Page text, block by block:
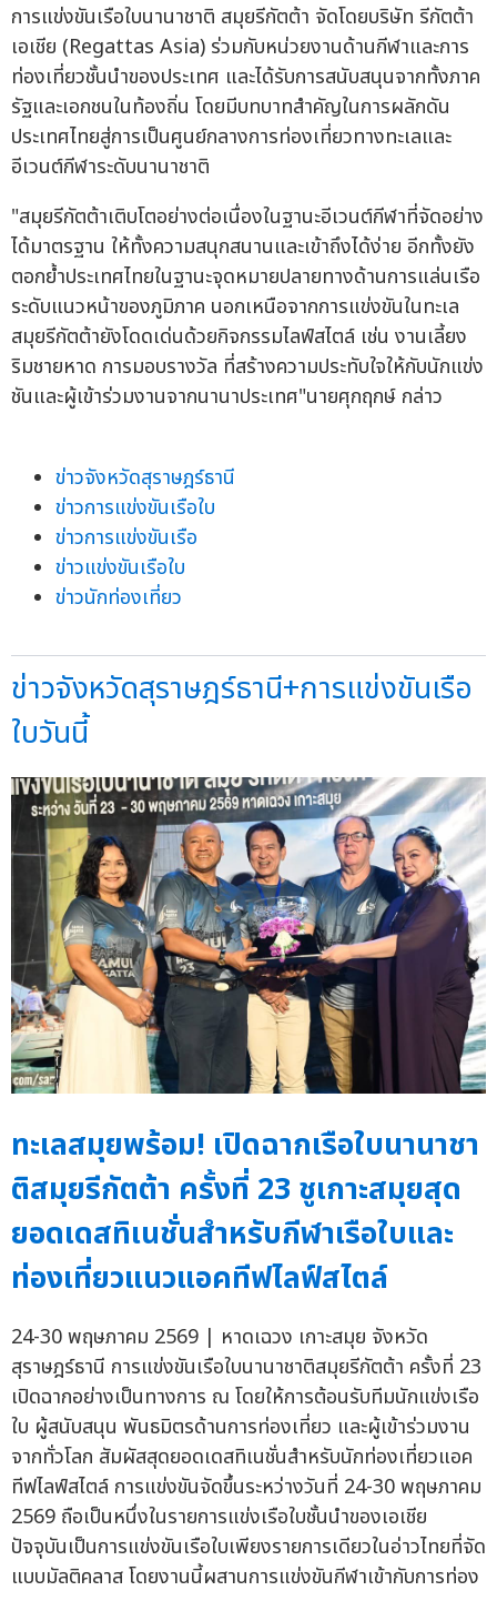
การแข่งขันเรือใบนานาชาติ สมุยรีกัตต้า จัดโดยบริษัท รีกัตต้า
เอเชีย (Regattas Asia) ร่วมกับหน่วยงานด้านกีฬาและการ
ท่องเที่ยวชั้นนำของประเทศ และได้รับการสนับสนุนจากทั้งภาค
รัฐและเอกชนในท้องถิ่น โดยมีบทบาทสำคัญในการผลักดัน
ประเทศไทยสู่การเป็นศูนย์กลางการท่องเที่ยวทางทะเลและ
อีเวนต์กีฬาระดับนานาชาติ
"สมุยรีกัตต้าเติบโตอย่างต่อเนื่องในฐานะอีเวนต์กีฬาที่จัดอย่าง
ได้มาตรฐาน ให้ทั้งความสนุกสนานและเข้าถึงได้ง่าย อีกทั้งยัง
ตอกย้ำประเทศไทยในฐานะจุดหมายปลายทางด้านการแล่นเรือ
ระดับแนวหน้าของภูมิภาค นอกเหนือจากการแข่งขันในทะเล
สมุยรีกัตต้ายังโดดเด่นด้วยกิจกรรมไลฟ์สไตล์ เช่น งานเลี้ยง
ริมชายหาด การมอบรางวัล ที่สร้างความประทับใจให้กับนักแข่ง
ชันและผู้เข้าร่วมงานจากนานาประเทศ"นายศุกฤกษ์ กล่าว
ข่าวจังหวัดสุราษฎร์ธานี
ข่าวการแข่งขันเรือใบ
ข่าวการแข่งขันเรือ
ข่าวแข่งขันเรือใบ
ข่าวนักท่องเที่ยว
ข่าวจังหวัดสุราษฎร์ธานี+การแข่งขันเรือ
ใบวันนี้
ทะเลสมุยพร้อม! เปิดฉากเรือใบนานาชา
ติสมุยรีกัตต้า ครั้งที่ 23 ชูเกาะสมุยสุด
ยอดเดสทิเนชั่นสำหรับกีฬาเรือใบและ
ท่องเที่ยวแนวแอคทีฟไลฟ์สไตล์
24-30 พฤษภาคม 2569 | หาดเฉวง เกาะสมุย จังหวัด
สุราษฎร์ธานี การแข่งขันเรือใบนานาชาติสมุยรีกัตต้า ครั้งที่ 23
เปิดฉากอย่างเป็นทางการ ณ โดยให้การต้อนรับทีมนักแข่งเรือ
ใบ ผู้สนับสนุน พันธมิตรด้านการท่องเที่ยว และผู้เข้าร่วมงาน
จากทั่วโลก สัมผัสสุดยอดเดสทิเนชั่นสำหรับนักท่องเที่ยวแอค
ทีฟไลฟ์สไตล์ การแข่งขันจัดขึ้นระหว่างวันที่ 24-30 พฤษภาคม
2569 ถือเป็นหนึ่งในรายการแข่งเรือใบชั้นนำของเอเชีย
ปัจจุบันเป็นการแข่งขันเรือใบเพียงรายการเดียวในอ่าวไทยที่จัด
แบบมัลติคลาส โดยงานนี้ผสานการแข่งขันกีฬาเข้ากับการท่อง